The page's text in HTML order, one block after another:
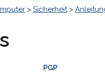
> Sicherheit>
PGP